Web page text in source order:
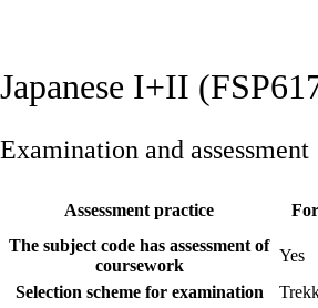
Japanese I+II
Examination and assessment
Assessment practice
The subject code has assessment of
coursework
Yes
Selection scheme for examination